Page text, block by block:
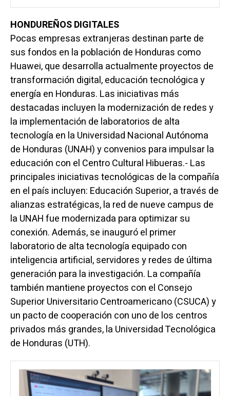
HONDUREÑOS DIGITALES
Pocas empresas extranjeras destinan parte de
sus fondos en la población de Honduras como
Huawei, que desarrolla actualmente proyectos de
transformación digital, educación tecnológica y
energía en Honduras. Las iniciativas más
destacadas incluyen la modernización de redes y
la implementación de laboratorios de alta
tecnología en la Universidad Nacional Autónoma
de Honduras (UNAH) y convenios para impulsar la
educación con el Centro Cultural Hibueras.- Las
principales iniciativas tecnológicas de la compañía
en el país incluyen: Educación Superior, a través de
alianzas estratégicas, la red de nueve campus de
la UNAH fue modernizada para optimizar su
conexión. Además, se inauguró el primer
laboratorio de alta tecnología equipado con
inteligencia artificial, servidores y redes de última
generación para la investigación. La compañía
también mantiene proyectos con el Consejo
Superior Universitario Centroamericano (CSUCA) y
un pacto de cooperación con uno de los centros
privados más grandes, la Universidad Tecnológica
de Honduras (UTH).